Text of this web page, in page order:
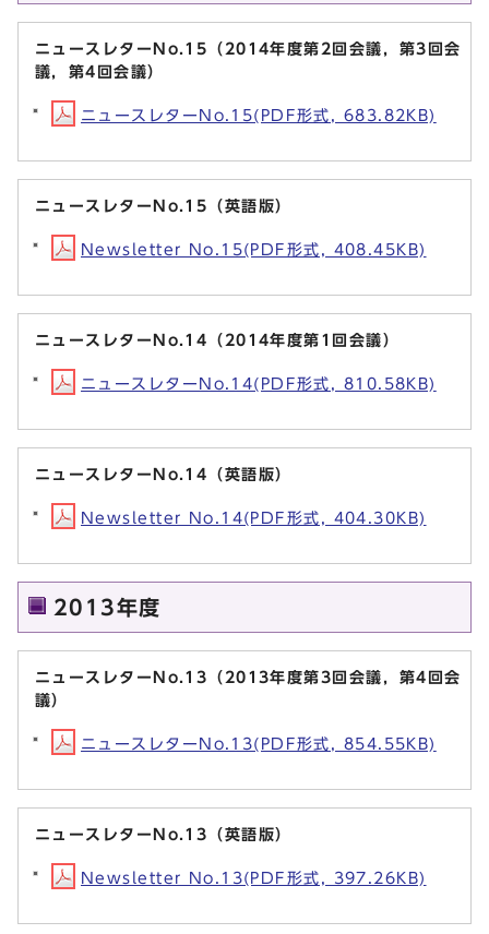
ニュースレターNo.15（2014年度第2回会議，第3回会
議，第4回会議）
ニュースレターNo.15(PDF形式, 683.82KB)
ニュースレターNo.15（英語版）
Newsletter No.15(PDF形式, 408.45KB)
ニュースレターNo.14（2014年度第1回会議）
ニュースレターNo.14(PDF形式, 810.58KB)
ニュースレターNo.14（英語版）
Newsletter No.14(PDF形式, 404.30KB)
2013年度
ニュースレターNo.13（2013年度第3回会議，第4回会
議）
ニュースレターNo.13(PDF形式, 854.55KB)
ニュースレターNo.13（英語版）
Newsletter No.13(PDF形式, 397.26KB)